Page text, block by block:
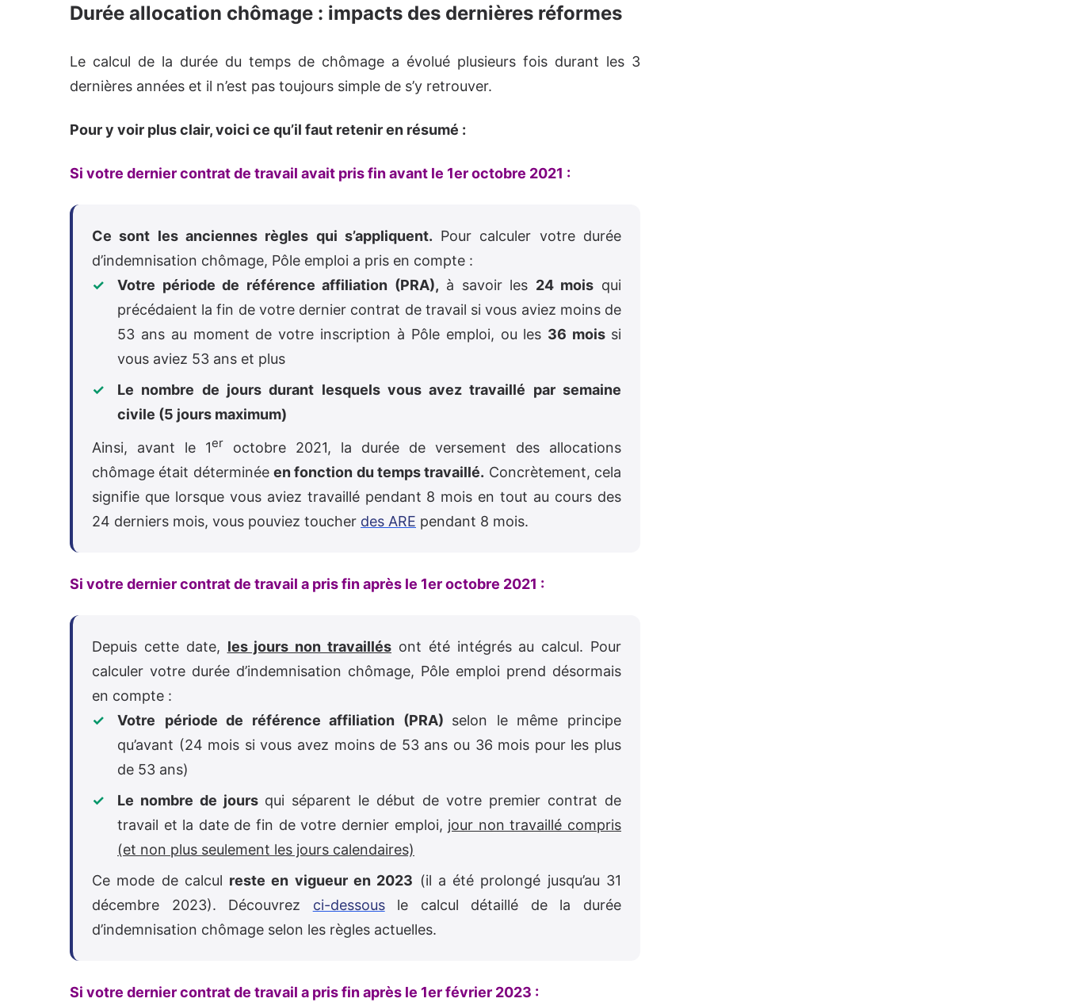
Durée allocation chômage : impacts des dernières réformes
Le calcul de la durée du temps de chômage a évolué plusieurs fois durant les 3
dernières années et il n’est pas toujours simple de s’y retrouver.
Pour y voir plus clair, voici ce qu’il faut retenir en résumé :
Si votre dernier contrat de travail avait pris fin avant le 1er octobre 2021 :
Ce sont les anciennes règles qui s’appliquent. Pour calculer votre durée
d’indemnisation chômage, Pôle emploi a pris en compte :
Votre période de référence affiliation (PRA), à savoir les 24 mois qui
précédaient la fin de votre dernier contrat de travail si vous aviez moins de
53 ans au moment de votre inscription à Pôle emploi, ou les 36 mois si
vous aviez 53 ans et plus
Le nombre de jours durant lesquels vous avez travaillé par semaine
civile (5 jours maximum)
Ainsi, avant le 1er octobre 2021, la durée de versement des allocations
chômage était déterminée en fonction du temps travaillé. Concrètement, cela
signifie que lorsque vous aviez travaillé pendant 8 mois en tout au cours des
24 derniers mois, vous pouviez toucher des ARE pendant 8 mois.
Si votre dernier contrat de travail a pris fin après le 1er octobre 2021 :
Depuis cette date, les jours non travaillés ont été intégrés au calcul. Pour
calculer votre durée d’indemnisation chômage, Pôle emploi prend désormais
en compte :
Votre
période de référence affiliation (PRA) selon le même principe
qu’avant (24 mois si vous avez moins de 53 ans ou 36 mois pour les plus
de 53 ans)
Le nombre de jours qui séparent le début de votre premier contrat de
travail et la date de fin de votre dernier emploi, jour non travaillé compris
(et non plus seulement les jours calendaires)
Ce mode de calcul reste en vigueur en 2023 (il a été prolongé jusqu’au 31
décembre 2023). Découvrez ci-dessousle calcul détaillé de la durée
d’indemnisation chômage selon les règles actuelles.
Si votre dernier contrat de travail a pris fin après le 1er février 2023 :